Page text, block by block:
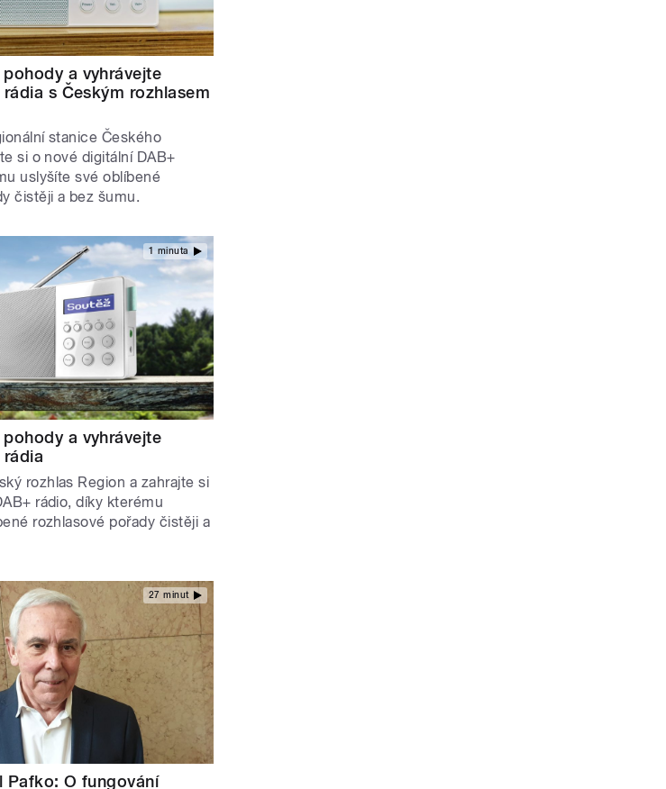
a vyhrávejte
s Českým rozhlasem
stanice Českého
si o nové digitální DAB+
uslyšíte své oblíbené
čistěji a bez šumu.
1 minuta
a vyhrávejte
rozhlas Region a zahrajte si
rádio, díky kterému
rozhlasové pořady čistěji a
27 minut
Pafko: O fungování